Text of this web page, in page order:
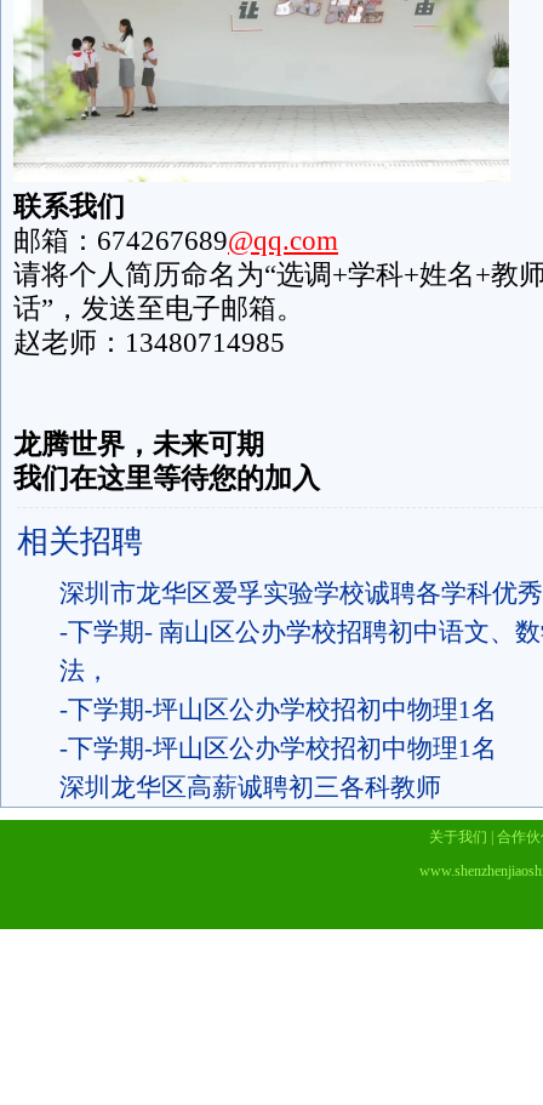
联系我们
邮箱：674267689@qq.com
请将个人简历命名为“选调+学科+姓名+教
话”，发送至电子邮箱。
赵老师：13480714985
龙腾世界，未来可期
我们在这里等待您的加入
相关招聘
深圳市龙华区爱孚实验学校诚聘各学科优
-下学期- 南山区公办学校招聘初中语文、
法，
-下学期-坪山区公办学校招初中物理1名
-下学期-坪山区公办学校招初中物理1名
深圳龙华区高薪诚聘初三各科教师
关于我们
合作